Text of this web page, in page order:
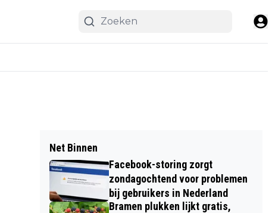
Net Binnen
Facebook-storing zorgt
zondagochtend voor problemen
bij gebruikers in Nederland
Bramen plukken lijkt gratis,